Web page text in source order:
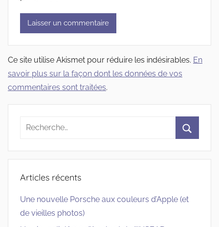
Ce site utilise Akismet pour réduire les indésirables. En
savoir plus sur la façon dont les données de vos
commentaires sont traitées.
Recherche
:
Articles récents
Une nouvelle Porsche aux couleurs d’Apple (et
de vieilles photos)